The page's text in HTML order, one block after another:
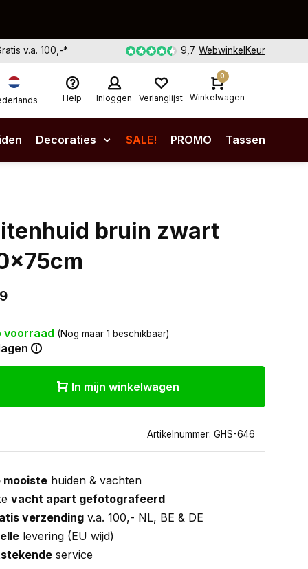
v.a. 100,-* 9,7 WebwinkelKeur
Help Inloggen Verlanglijst
0
Winkelwagen
Decoraties SALE! PROMO Tassen
bruin zwart
voorraad (Nog maar 1 beschikbaar)
In mijn winkelwagen
Artikelnummer: GHS-646
mooiste huiden & vachten
vacht apart gefotografeerd
verzending v.a. 100,- NL, BE & DE
levering (EU wijd)
service